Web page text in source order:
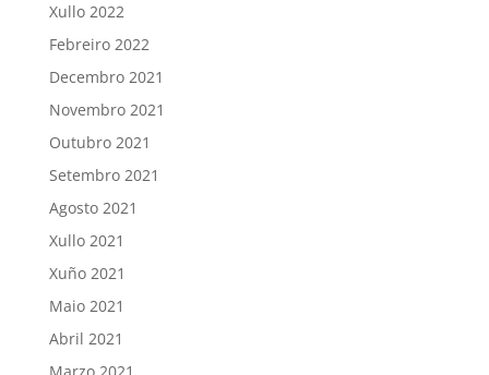
Xullo 2022
Febreiro 2022
Decembro 2021
Novembro 2021
Outubro 2021
Setembro 2021
Agosto 2021
Xullo 2021
Xuño 2021
Maio 2021
Abril 2021